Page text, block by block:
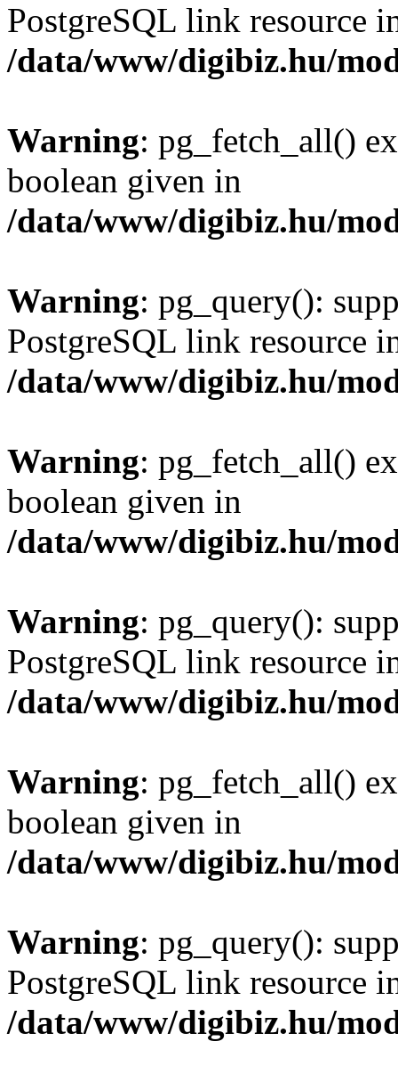
PostgreSQL link resource
/data/www/digibiz.hu/
Warning: pg_fetch_all()
boolean given in
/data/www/digibiz.hu/
Warning: pg_query():
PostgreSQL link resource
/data/www/digibiz.hu/
Warning: pg_fetch_all()
boolean given in
/data/www/digibiz.hu/
Warning: pg_query():
PostgreSQL link resource
/data/www/digibiz.hu/
Warning: pg_fetch_all()
boolean given in
/data/www/digibiz.hu/
Warning: pg_query():
PostgreSQL link resource
/data/www/digibiz.hu/